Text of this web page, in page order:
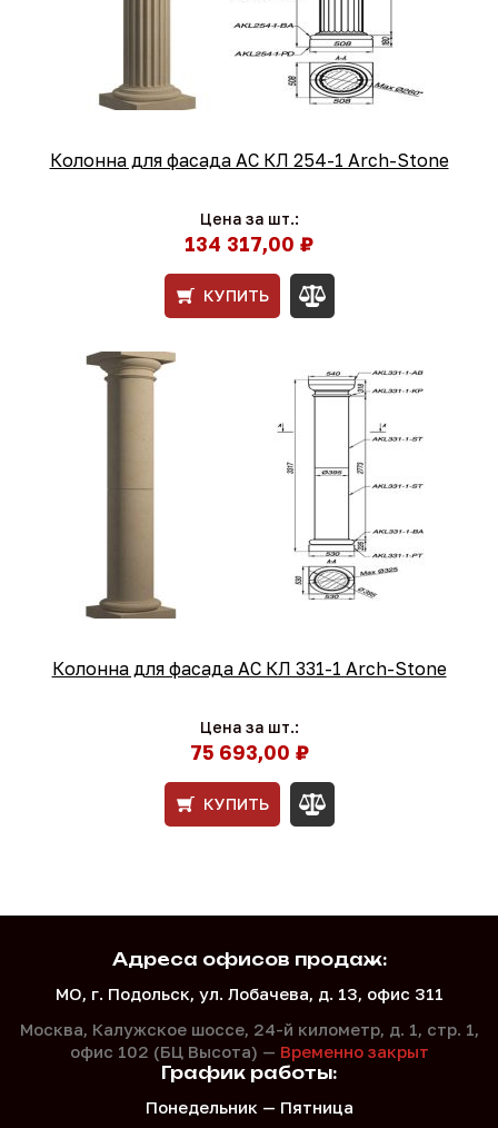
Колонна для фасада АС КЛ 254-1 Arch-Stone
Цена за шт.:
134 317,00 ₽
КУПИТЬ
Колонна для фасада АС КЛ 331-1 Arch-Stone
Цена за шт.:
75 693,00 ₽
КУПИТЬ
Адреса офисов продаж:
МО, г. Подольск, ул. Лобачева, д. 13, офис 311
Москва, Калужское шоссе, 24-й километр, д. 1, стр. 1,
офис 102 (БЦ Высота) — Временно закрыт
График работы:
Понедельник — Пятница